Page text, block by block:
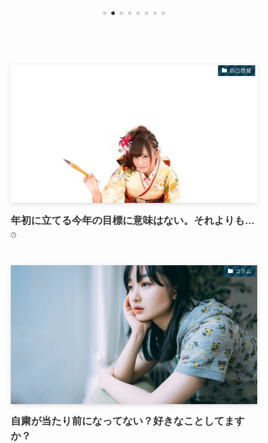
自己啓発
年初に立てる今年の目標に意味はない。それよりも…
コラム
自粛が当たり前になってない？好きなことしてます
か？